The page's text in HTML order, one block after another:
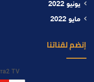
يونيو 2022
مايو 2022
إنضم لقناتنا